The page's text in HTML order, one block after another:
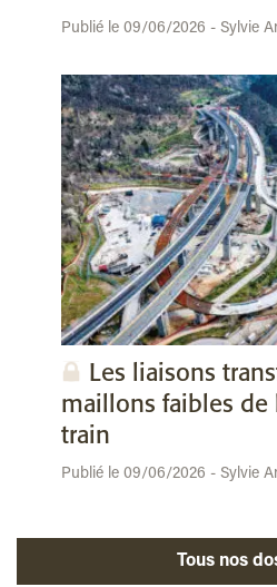
Publié le 09/06/2026 - Sylvie
Les liaisons
maillons faibles de
train
Publié le 09/06/2026 - Sylvie
Tous nos